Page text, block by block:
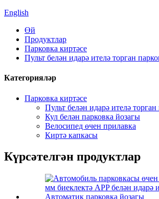
English
Өй
Продуктлар
Парковка киртәсе
Пульт белән идарә ителә торган
Категорияләр
Парковка киртәсе
Пульт белән идарә ителә
Кул белән парковка йозагы
Велосипед өчен прилавка
Киртә капкасы
Күрсәтелгән продуктлар